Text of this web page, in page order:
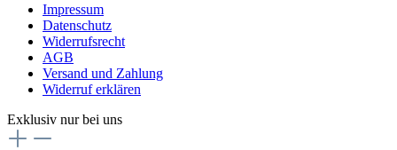
Impressum
Datenschutz
Widerrufsrecht
AGB
Versand und Zahlung
Widerruf erklären
Exklusiv nur bei uns